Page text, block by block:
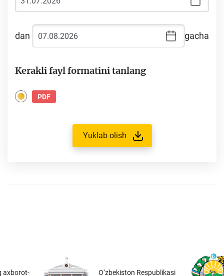
dan gacha
Kerakli fayl formatini tanlang
PDF
Yuklab olish
axborot-
O‘zbekiston Respublikasi